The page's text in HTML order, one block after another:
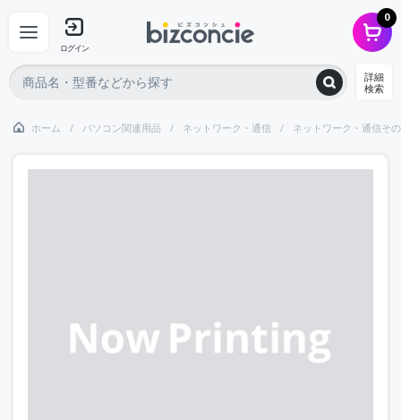
ログイン
0
詳細
検索
ホーム パソコン関連用品 ネットワーク・通信 ネットワーク・通信そ